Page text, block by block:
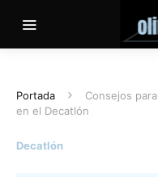
Portada
Consejos
en el Decatlón
Decatlón